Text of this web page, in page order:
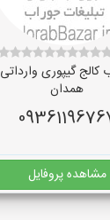
کالج گیپوری وارداتی
همدان
مشاهده پروفایل